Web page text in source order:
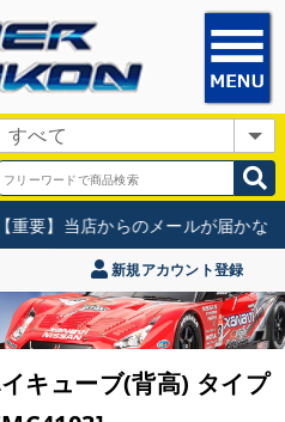
重要】当店からのメールが届かない
新規アカウント登録
キューブ(背高) タイプ